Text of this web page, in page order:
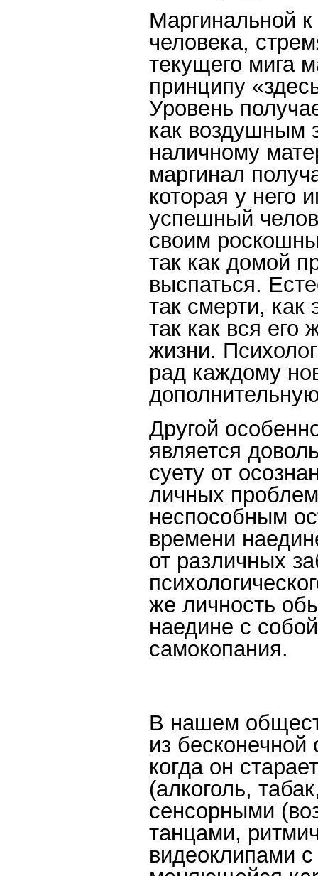
Маргинальной
человека,
текущего мига
принципу
Уровень
как воздушным
наличному
маргинал
которая у него
успешный
своим
так как домой
выспаться.
так смерти, как
так как вся его
жизни.
рад каждому
Другой
является
суету от
личных
неспособным
времени
от различных
же личность
наедине с
самокопания.
В нашем
из
когда он
(алкоголь,
сенсорными
танцами,
видеоклипами